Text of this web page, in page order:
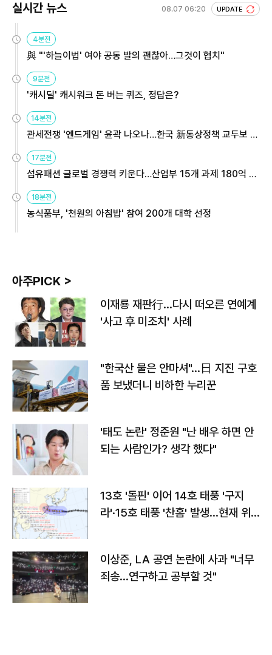
실시간 뉴스 08.07 06:20 UPDATE
4분전
與 "'하늘이법' 여야 공동 발의 괜찮아…그것이 협치"
9분전
'캐시딜' 캐시워크 돈 버는 퀴즈, 정답은?
14분전
관세전쟁 '엔드게임' 윤곽 나오나…한국 新통상정책 교두보 활
용해야
17분전
섬유패션 글로벌 경쟁력 키운다…산업부 15개 과제 180억 지
원
18분전
농식품부, '천원의 아침밥' 참여 200개 대학 선정
아주PICK >
이재룡 재판行…다시 떠오른 연예계
'사고 후 미조치' 사례
"한국산 물은 안마셔"…日 지진 구호
품 보냈더니 비하한 누리꾼
'태도 논란' 정준원 "난 배우 하면 안
되는 사람인가? 생각 했다"
13호 '돌핀' 이어 14호 태풍 '구지
라'·15호 태풍 '찬홈' 발생…현재 위
이상준, LA 공연 논란에 사과 "너무
죄송…연구하고 공부할 것"